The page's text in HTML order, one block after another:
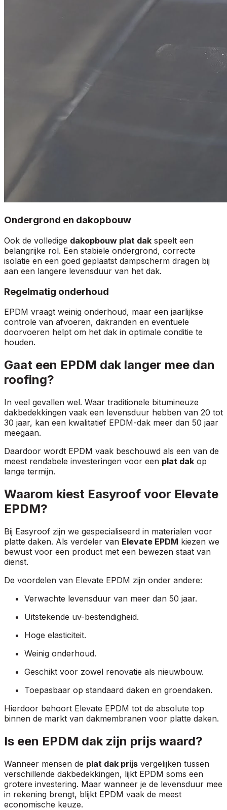
Ondergrond en dakopbouw
Ook de volledige dakopbouw plat dak speelt een
belangrijke rol. Een stabiele ondergrond, correcte
isolatie en een goed geplaatst dampscherm dragen bij
aan een langere levensduur van het dak.
Regelmatig onderhoud
EPDM vraagt weinig onderhoud, maar een jaarlijkse
controle van afvoeren, dakranden en eventuele
doorvoeren helpt om het dak in optimale conditie te
houden.
Gaat een EPDM dak langer mee dan
roofing?
In veel gevallen wel. Waar traditionele bitumineuze
dakbedekkingen vaak een levensduur hebben van 20 tot
30 jaar, kan een kwalitatief EPDM-dak meer dan 50 jaar
meegaan.
Daardoor wordt EPDM vaak beschouwd als een van de
meest rendabele investeringen voor een plat dak op
lange termijn.
Waarom kiest Easyroof voor Elevate
EPDM?
Bij Easyroof zijn we gespecialiseerd in materialen voor
platte daken. Als verdeler van Elevate EPDM kiezen we
bewust voor een product met een bewezen staat van
dienst.
De voordelen van Elevate EPDM zijn onder andere:
Verwachte levensduur van meer dan 50 jaar.
Uitstekende uv-bestendigheid.
Hoge elasticiteit.
Weinig onderhoud.
Geschikt voor zowel renovatie als nieuwbouw.
Toepasbaar op standaard daken en groendaken.
Hierdoor behoort Elevate EPDM tot de absolute top
binnen de markt van dakmembranen voor platte daken.
Is een EPDM dak zijn prijs waard?
Wanneer mensen de plat dak prijs vergelijken tussen
verschillende dakbedekkingen, lijkt EPDM soms een
grotere investering. Maar wanneer je de levensduur mee
in rekening brengt, blijkt EPDM vaak de meest
economische keuze.